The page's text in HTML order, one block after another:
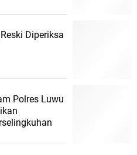
Diperiksa
Polres Luwu